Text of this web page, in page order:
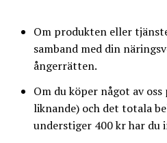
Om produkten eller
samband med din
ångerrätten.
Om du köper något av
liknande) och det totala
understiger 400 kr har du